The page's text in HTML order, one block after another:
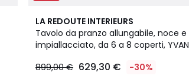
LA REDOUTE INTERIEURS
Tavolo da pranzo allungabile, noce e
impiallacciato, da 6 a 8 coperti, YVAN
899,00 € 629,30 € -30%
3,7
/ 5